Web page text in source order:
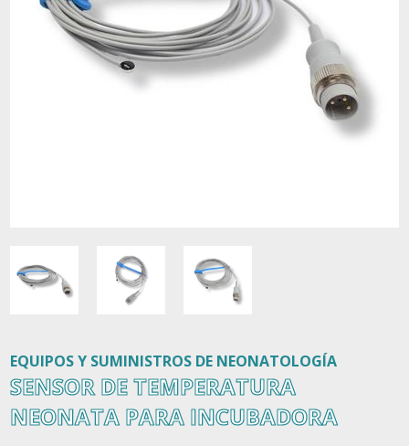
EQUIPOS Y SUMINISTROS DE NEONATOLOGÍA
SENSOR DE TEMPERATURA
NEONATA PARA INCUBADORA